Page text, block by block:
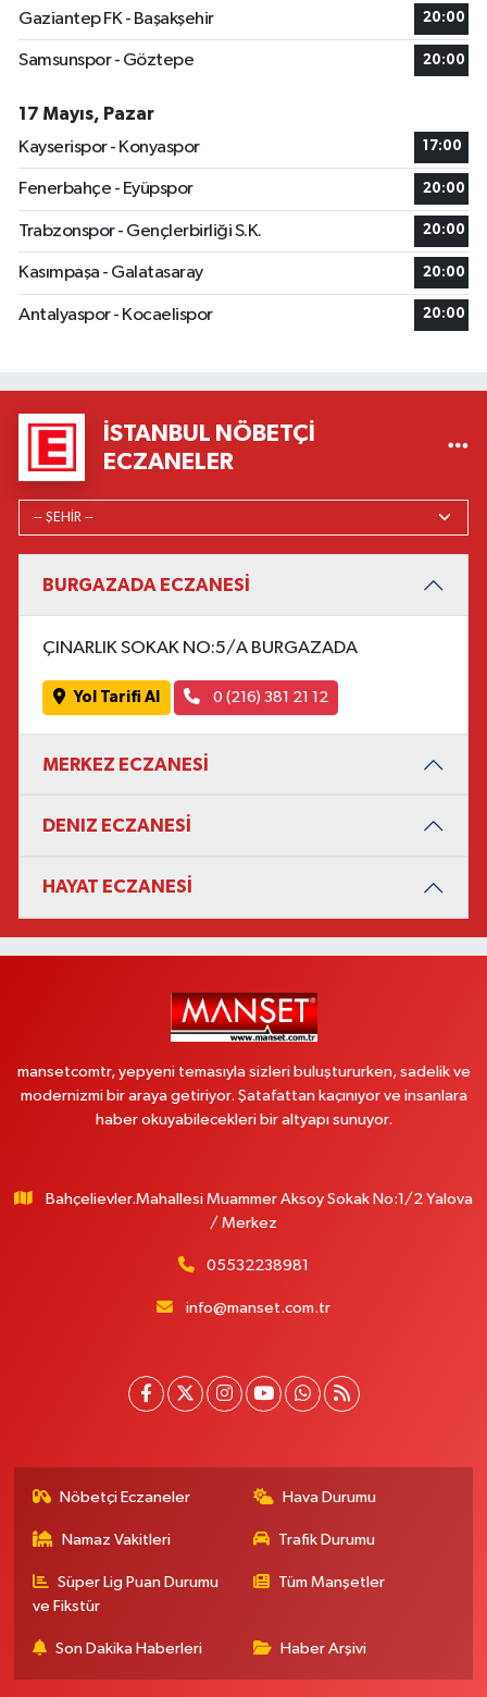
Gaziantep FK - Başakşehir 20:00
Samsunspor - Göztepe 20:00
17 Mayıs, Pazar
Kayserispor - Konyaspor
17:00
Fenerbahçe - Eyüpspor 20:00
Trabzonspor - Gençlerbirliği S.K. 20:00
Kasımpaşa - Galatasaray 20:00
Antalyaspor - Kocaelispor 20:00
İSTANBUL NÖBETÇI
ECZANELER
BURGAZADA ECZANESİ
ÇINARLIK SOKAK NO:5/A BURGAZADA
Yol Tarifi Al 0 (216) 381 21 12
MERKEZ ECZANESİ
DENIZ ECZANESİ
HAYAT ECZANESİ
mansetcomtr, yepyeni temasıyla sizleri buluştururken, sadelik ve
modernizmi bir araya getiriyor. Şatafattan kaçınıyor ve insanlara
haber okuyabilecekleri bir altyapı sunuyor.
Bahçelievler.Mahallesi Muammer Aksoy Sokak No:1/2 Yalova
/ Merkez
05532238981
info@manset.com.tr
Nöbetçi Eczaneler Hava Durumu
Namaz Vakitleri Trafik Durumu
Süper Lig Puan Durumu
ve Fikstür
Tüm Manşetler
Son Dakika Haberleri Haber Arşivi